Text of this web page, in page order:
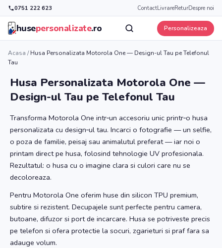
0751 222 623 ContactLivrareReturDespre noi
husepersonalizate.ro Personalizeaza
Acasa /Husa Personalizata Motorola One — Design-ul Tau pe Telefonul
Tau
Husa Personalizata Motorola One —
Design-ul Tau pe Telefonul Tau
Transforma Motorola One intr‑un accesoriu unic printr‑o husa
personalizata cu design‑ul tau. Incarci o fotografie — un selfie,
o poza de familie, peisaj sau animalutul preferat — iar noi o
printam direct pe husa, folosind tehnologie UV profesionala.
Rezultatul: o husa cu o imagine clara si culori care nu se
decoloreaza.
Pentru Motorola One oferim huse din silicon TPU premium,
subtire si rezistent. Decupajele sunt perfecte pentru camera,
butoane, difuzor si port de incarcare. Husa se potriveste precis
pe telefon si ofera protectie la socuri, zgarieturi si praf fara sa
adauge volum.